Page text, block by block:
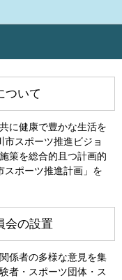
ついて
に健康で豊かな生活を
スポーツ推進ビジョ
策を総合的且つ計画的
スポーツ推進計画」を
会の設置
係者の多様な意見を集
者・スポーツ団体・ス